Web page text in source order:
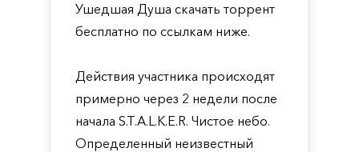
Ушедшая Душа скачать торрент
бесплатно по ссылкам ниже.
Действия участника происходят
примерно через 2 недели после
начала S.T.A.L.K.E.R. Чистое небо.
Определенный неизвестный